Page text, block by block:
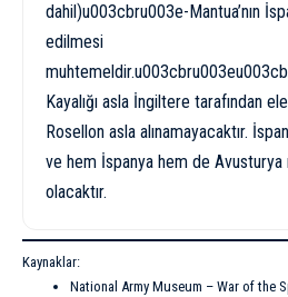
dahil)u003cbru003e-Mantua’nın
edilmesi
Kayalığı asla İngiltere tarafından
Rosellon asla alınamayacaktır.
ve hem İspanya hem de
olacaktır.
Kaynaklar:
National Army Museum – War of the